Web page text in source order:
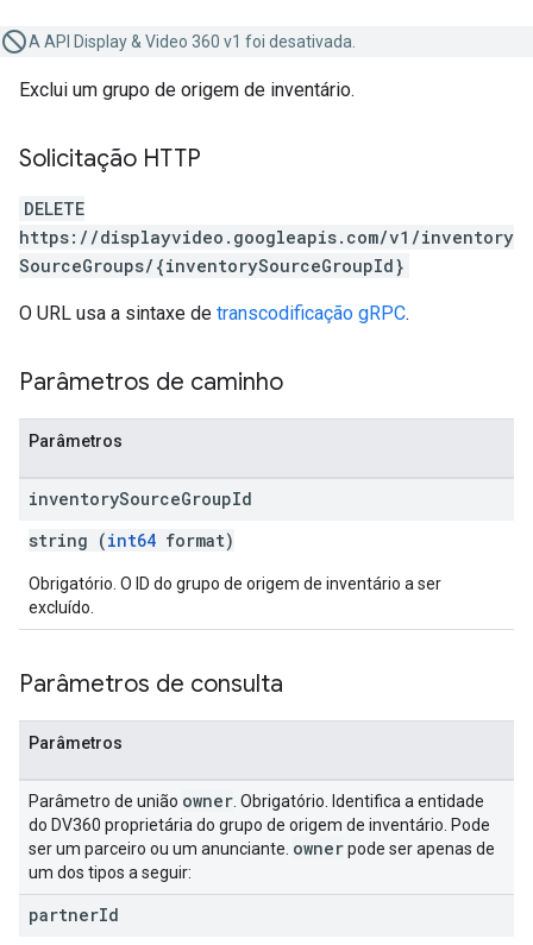
A API Display & Video 360 v1 foi desativada.
Exclui um grupo de origem de inventário.
Solicitação HTTP
DELETE
https://displayvideo.googleapis.com/v1/inventory
SourceGroups/{inventorySourceGroupId}
O URL usa a sintaxe de transcodificação gRPC.
Parâmetros de caminho
Parâmetros
inventorySourceGroupId
string (int64 format)
Obrigatório. O ID do grupo de origem de inventário a ser
excluído.
Parâmetros de consulta
Parâmetros
Parâmetro de união owner . Obrigatório. Identifica a entidade
do DV360 proprietária do grupo de origem de inventário. Pode
ser um parceiro ou um anunciante. ownerpode ser apenas de
um dos tipos a seguir:
partnerId